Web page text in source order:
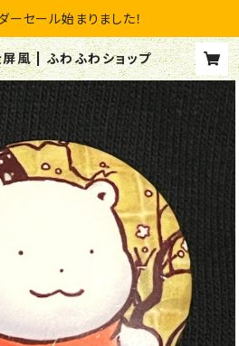
ーセール始まりました！
風 | ふわふわショップ